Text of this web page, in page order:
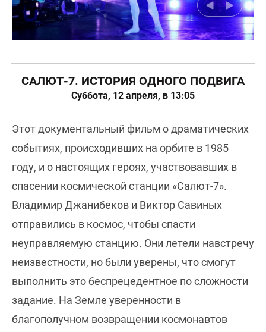
САЛЮТ-7. ИСТОРИЯ ОДНОГО ПОДВИГА
Суббота, 12 апреля, в 13:05
Этот документальный фильм о драматических
событиях, происходивших на орбите в 1985
году, и о настоящих героях, участвовавших в
спасении космической станции «Салют-7».
Владимир Джанибеков и Виктор Савиных
отправились в космос, чтобы спасти
неуправляемую станцию. Они летели навстречу
неизвестности, но были уверены, что смогут
выполнить это беспрецедентное по сложности
задание. На Земле уверенности в
благополучном возвращении космонавтов